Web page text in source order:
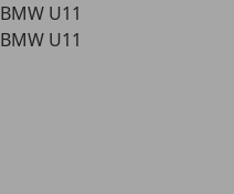
BMW U11
BMW U11